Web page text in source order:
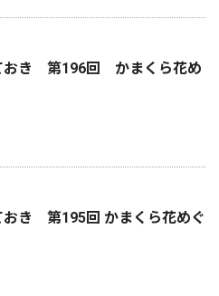
おき 第196回 かまくら花め
おき 第195回 かまくら花めぐ